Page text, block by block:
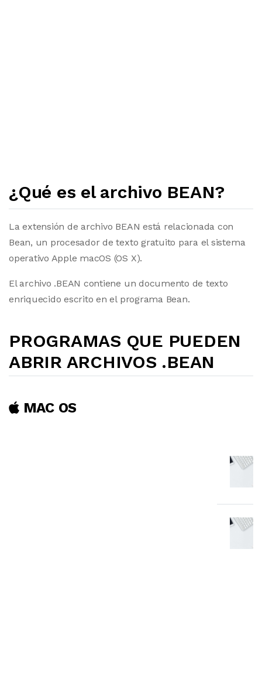
¿Qué es el archivo BEAN?
La extensión de archivo BEAN está relacionada con
Bean, un procesador de texto gratuito para el sistema
operativo Apple macOS (OS X).
El archivo .BEAN contiene un documento de texto
enriquecido escrito en el programa Bean.
PROGRAMAS QUE PUEDEN
ABRIR ARCHIVOS .BEAN
MAC OS